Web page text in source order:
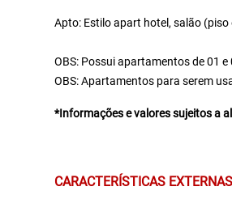
Apto: Estilo apart hotel, salão
OBS: Possui apartamentos de 01
OBS: Apartamentos para serem
*Informações e valores sujeitos a
CARACTERÍSTICAS EXTERNAS